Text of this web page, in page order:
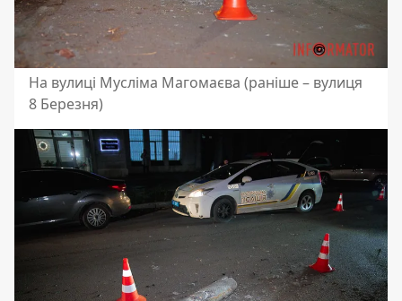
На вулиці Мусліма Магомаєва (раніше – вулиця
8 Березня)